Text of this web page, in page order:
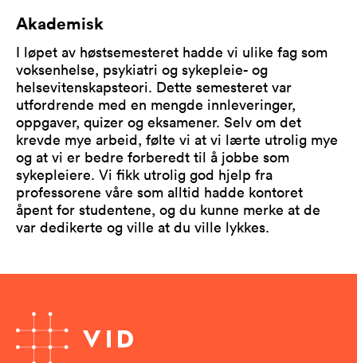
Akademisk
I løpet av høstsemesteret hadde vi ulike fag som
voksenhelse, psykiatri og sykepleie- og
helsevitenskapsteori. Dette semesteret var
utfordrende med en mengde innleveringer,
oppgaver, quizer og eksamener. Selv om det
krevde mye arbeid, følte vi at vi lærte utrolig mye
og at vi er bedre forberedt til å jobbe som
sykepleiere. Vi fikk utrolig god hjelp fra
professorene våre som alltid hadde kontoret
åpent for studentene, og du kunne merke at de
var dedikerte og ville at du ville lykkes.